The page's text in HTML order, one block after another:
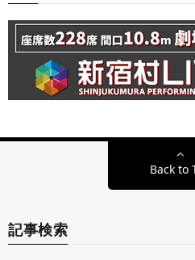
Back to
記事検索